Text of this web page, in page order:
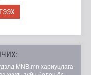
MNB.mn хариуцлага